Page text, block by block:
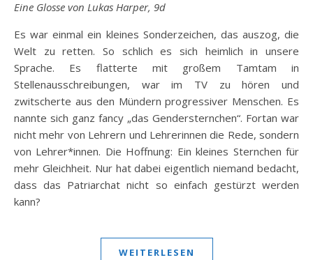
Eine Glosse von Lukas Harper, 9d
Es war einmal ein kleines Sonderzeichen, das auszog, die
Welt zu retten. So schlich es sich heimlich in unsere
Sprache. Es flatterte mit großem Tamtam in
Stellenausschreibungen, war im TV zu hören und
zwitscherte aus den Mündern progressiver Menschen. Es
nannte sich ganz fancy „das Gendersternchen“. Fortan war
nicht mehr von Lehrern und Lehrerinnen die Rede, sondern
von Lehrer*innen. Die Hoffnung: Ein kleines Sternchen für
mehr Gleichheit. Nur hat dabei eigentlich niemand bedacht,
dass das Patriarchat nicht so einfach gestürzt werden
kann?
WEITERLESEN